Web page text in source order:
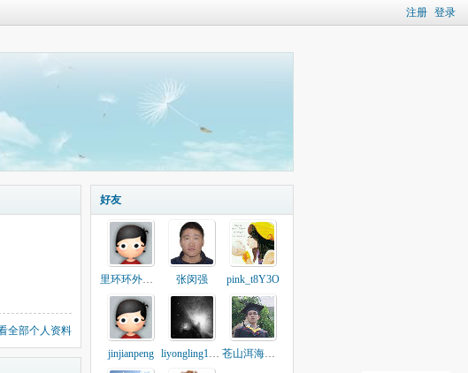
注册 登录
全部个人资料
好友
里环环外嬛嬛 张闵强 pink_t8Y3O
jinjianpeng liyongling12345 苍山洱海我的家